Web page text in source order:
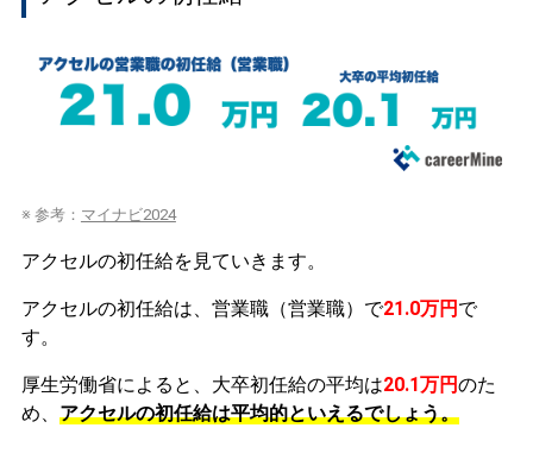
※ 参考： マイナビ2024
アクセルの初任給を見ていきます。
アクセルの初任給は、営業職（営業職）で21.0万円 で
す。
厚生労働省によると、大卒初任給の平均は20.1万円のた
め、 アクセルの初任給は平均的といえるでしょう。